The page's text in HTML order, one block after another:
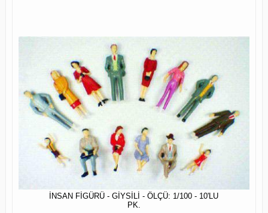
İNSAN FİGÜRÜ - GİYSİLİ - ÖLÇÜ: 1/100 - 10'LU
PK.